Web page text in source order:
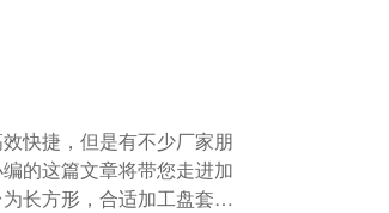
快捷，但是有不少厂家朋
的这篇文章将带您走进加
长方形，合适加工盘套板